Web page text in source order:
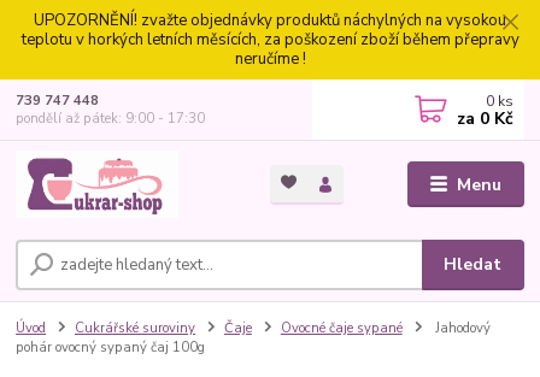
UPOZORNĚNÍ! zvažte objednávky produktů náchylných na vysokou
teplotu v horkých letních měsících, za poškození zboží během přepravy
neručíme !
Menu
Hledat
739 747 448
pondělí až pátek: 9:00 - 17:30
0 ks
za 0 Kč
Úvod Cukrářské suroviny Čaje Ovocné čaje sypané
Jahodový
pohár ovocný sypaný čaj 100g